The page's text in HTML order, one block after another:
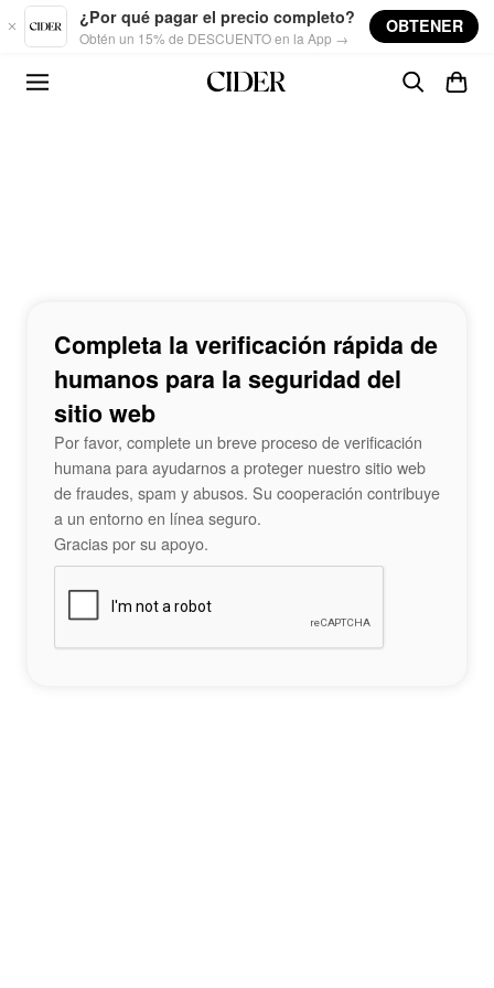
Skip to main content
¿Por qué pagar el precio completo?
Obtén un 15% de DESCUENTO en la App →
OBTENER
Completa la verificación rápida de
humanos para la seguridad del
sitio web
Por favor, complete un breve proceso de verificación
humana para ayudarnos a proteger nuestro sitio web
de fraudes, spam y abusos. Su cooperación contribuye
a un entorno en línea seguro.
Gracias por su apoyo.